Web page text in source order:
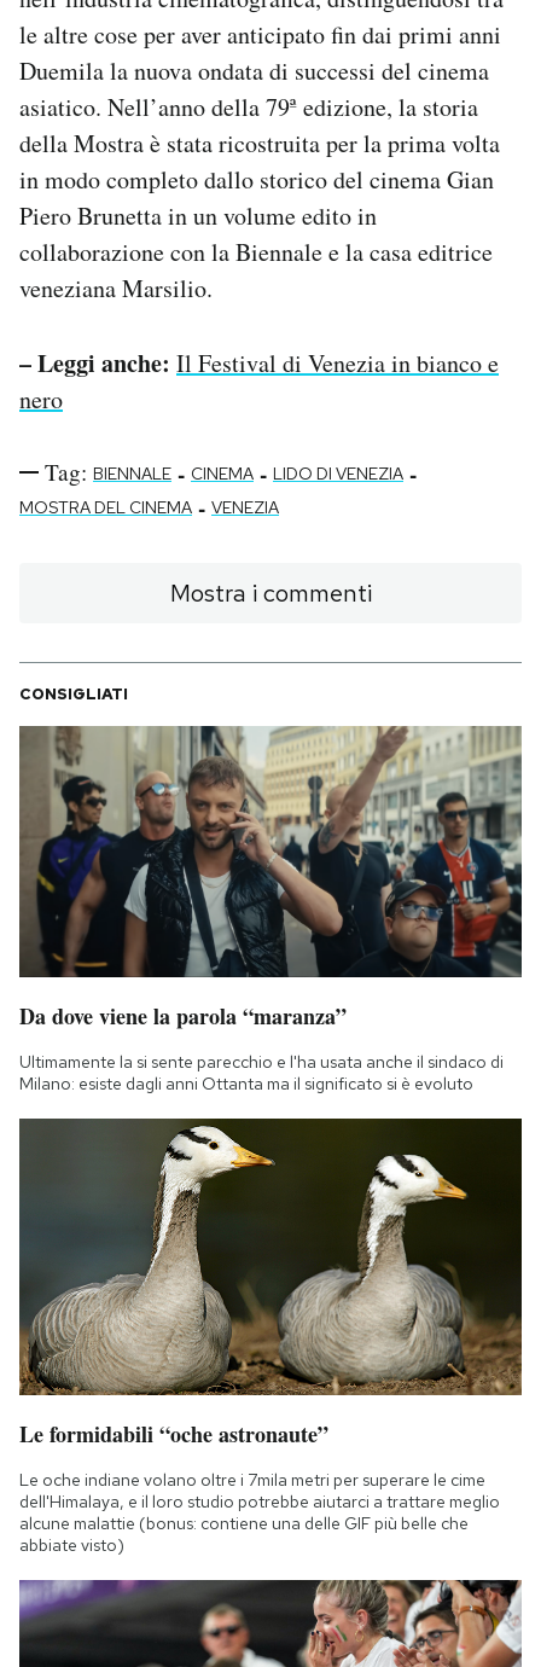
le altre cose per aver anticipato fin dai primi anni
Duemila la nuova ondata di successi del cinema
asiatico. Nell’anno della 79ª edizione, la storia
della Mostra è stata ricostruita per la prima volta
in modo completo dallo storico del cinema Gian
Piero Brunetta in un volume edito in
collaborazione con la Biennale e la casa editrice
veneziana Marsilio.
– Leggi anche: Il Festival di Venezia in bianco e
nero
Tag: BIENNALE - CINEMA - LIDO DI VENEZIA -
MOSTRA DEL CINEMA - VENEZIA
Mostra i commenti
CONSIGLIATI
Da dove viene la parola “maranza”
Ultimamente la si sente parecchio e l'ha usata anche il sindaco di
Milano: esiste dagli anni Ottanta ma il significato si è evoluto
Le formidabili “oche astronaute”
Le oche indiane volano oltre i 7mila metri per superare le cime
dell'Himalaya, e il loro studio potrebbe aiutarci a trattare meglio
alcune malattie (bonus: contiene una delle GIF più belle che
abbiate visto)